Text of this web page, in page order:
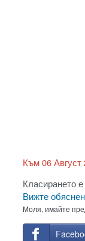
Към 06 Август
Класирането
Вижте
Моля, имайте